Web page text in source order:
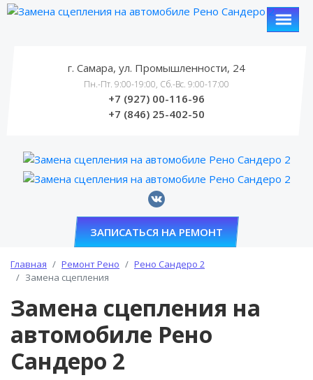
г. Самара, ул. Промышленности, 24
Пн.-Пт. 9:00-19:00, Сб.-Вс. 9:00-17:00
+7 (927) 00-116-96
+7 (846) 25-402-50
ЗАПИСАТЬСЯ НА РЕМОНТ
Главная Ремонт Рено
Рено Сандеро 2
Замена сцепления
Замена сцепления на
автомобиле Рено
Сандеро 2